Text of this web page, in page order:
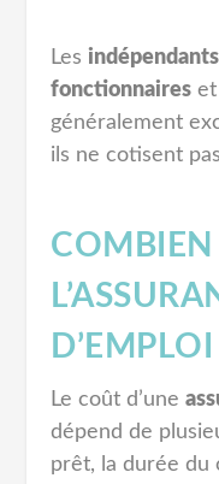
Les
fonctionnaires et
généralement
ils ne cotisent
D’EMPLOI
Le coût d’une
dépend de
prêt, la durée du